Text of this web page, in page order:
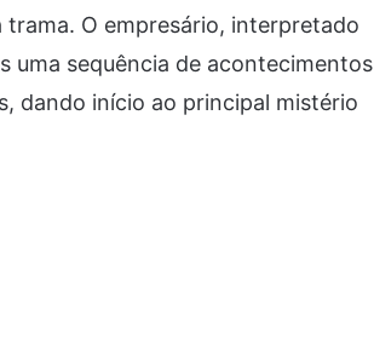
O empresário, interpretado
uma sequência de acontecimentos
dando início ao principal mistério